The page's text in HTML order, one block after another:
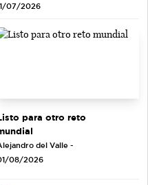
07/2026
para otro reto
del Valle -
08/2026